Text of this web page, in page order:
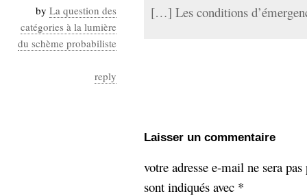
by La question des
catégories à la lumière
du schème probabiliste
reply
[…] Les conditions
Laisser un commentaire
votre adresse e-mail ne sera
sont indiqués avec *